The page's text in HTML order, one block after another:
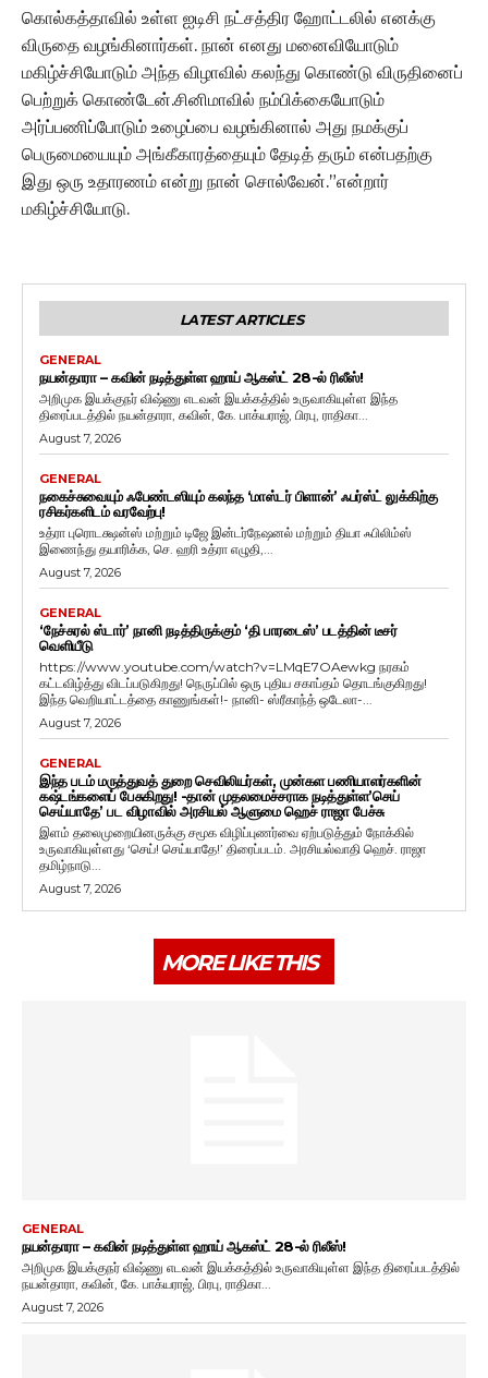
கொல்கத்தாவில் உள்ள ஐடிசி நட்சத்திர ஹோட்டலில் எனக்கு
விருதை வழங்கினார்கள். நான் எனது மனைவியோடும்
மகிழ்ச்சியோடும் அந்த விழாவில் கலந்து கொண்டு விருதினைப்
பெற்றுக் கொண்டேன்.சினிமாவில் நம்பிக்கையோடும்
அர்ப்பணிப்போடும் உழைப்பை வழங்கினால் அது நமக்குப்
பெருமையையும் அங்கீகாரத்தையும் தேடித் தரும் என்பதற்கு
இது ஒரு உதாரணம் என்று நான் சொல்வேன்.”என்றார்
மகிழ்ச்சியோடு.
LATEST ARTICLES
GENERAL
நயன்தாரா – கவின் நடித்துள்ள ஹாய் ஆகஸ்ட் 28-ல் ரிலீஸ்!
அறிமுக இயக்குநர் விஷ்ணு எடவன் இயக்கத்தில் உருவாகியுள்ள இந்த
திரைப்படத்தில் நயன்தாரா, கவின், கே. பாக்யராஜ், பிரபு, ராதிகா...
August 7, 2026
GENERAL
நகைச்சுவையும் ஃபேண்டஸியும் கலந்த ‘மாஸ்டர் பிளான்’ ஃபர்ஸ்ட் லுக்கிற்கு
ரசிகர்களிடம் வரவேற்பு!
உத்ரா புரொடக்ஷன்ஸ் மற்றும் டிஜே இன்டர்நேஷனல் மற்றும் தியா ஃபிலிம்ஸ்
இணைந்து தயாரிக்க, செ. ஹரி உத்ரா எழுதி,...
August 7, 2026
GENERAL
‘நேச்சுரல் ஸ்டார்’ நானி நடித்திருக்கும் ‘தி பாரடைஸ்’ படத்தின் டீசர்
வெளியீடு
https://www.youtube.com/watch?v=LMqE7OAewkg நரகம்
கட்டவிழ்த்து விடப்படுகிறது! நெருப்பில் ஒரு புதிய சகாப்தம் தொடங்குகிறது!
இந்த வெறியாட்டத்தை காணுங்கள்!- நானி- ஸ்ரீகாந்த் ஒடேலா-...
August 7, 2026
GENERAL
இந்த படம் மருத்துவத் துறை செவிலியர்கள், முன்கள பணியாளர்களின்
கஷ்டங்களைப் பேசுகிறது! -தான் முதலமைச்சராக நடித்துள்ள’செய்
செய்யாதே’ பட விழாவில் அரசியல் ஆளுமை ஹெச் ராஜா பேச்சு
இளம் தலைமுறையினருக்கு சமூக விழிப்புணர்வை ஏற்படுத்தும் நோக்கில்
உருவாகியுள்ளது ‘செய்! செய்யாதே!’ திரைப்படம். அரசியல்வாதி ஹெச். ராஜா
தமிழ்நாடு...
August 7, 2026
MORE LIKE THIS
GENERAL
நயன்தாரா – கவின் நடித்துள்ள ஹாய் ஆகஸ்ட் 28-ல் ரிலீஸ்!
அறிமுக இயக்குநர் விஷ்ணு எடவன் இயக்கத்தில் உருவாகியுள்ள இந்த திரைப்படத்தில்
நயன்தாரா, கவின், கே. பாக்யராஜ், பிரபு, ராதிகா...
August 7, 2026